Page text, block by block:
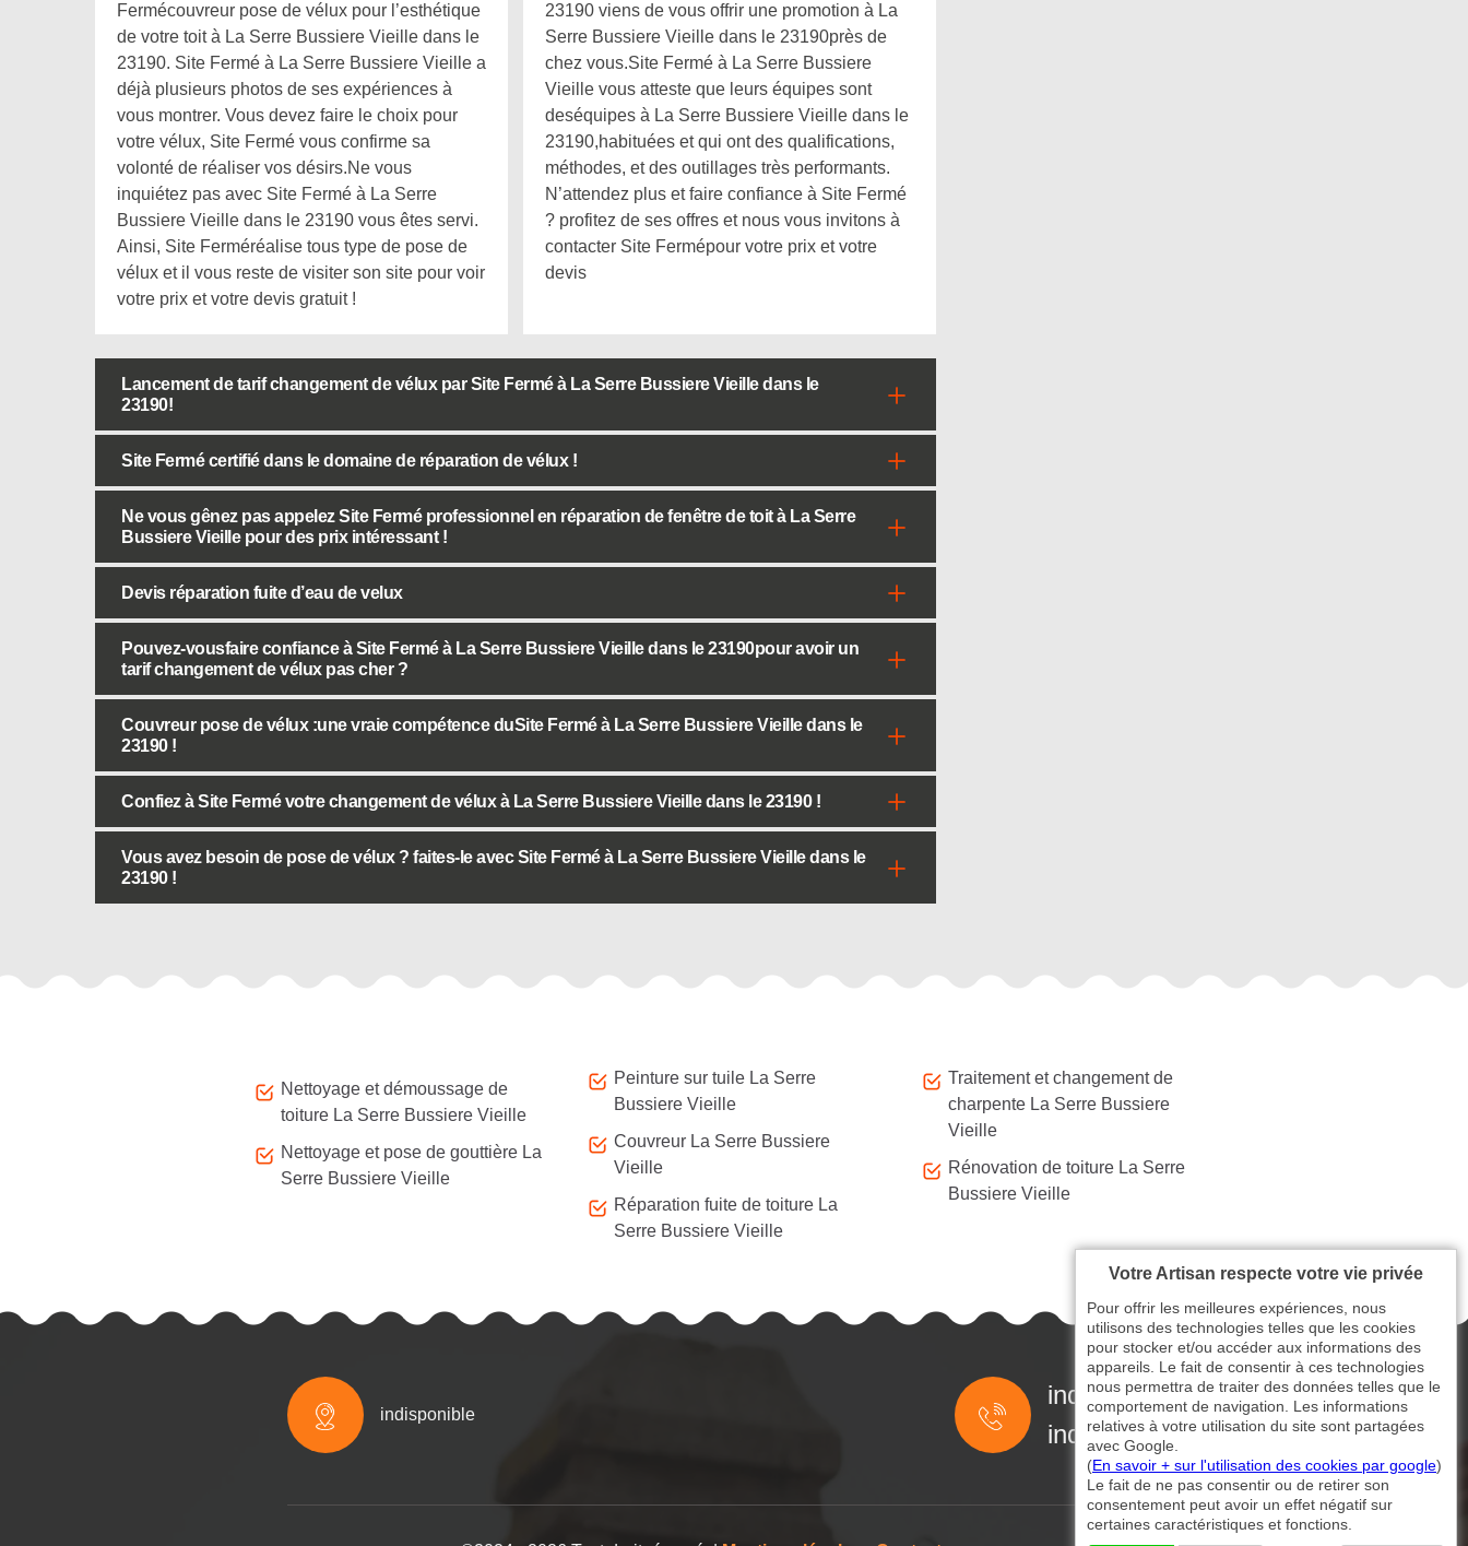
Fermécouvreur pose de vélux pour l’esthétique
de votre toit à La Serre Bussiere Vieille dans le
23190. Site Fermé à La Serre Bussiere Vieille a
déjà plusieurs photos de ses expériences à
vous montrer. Vous devez faire le choix pour
votre vélux, Site Fermé vous confirme sa
volonté de réaliser vos désirs.Ne vous
inquiétez pas avec Site Fermé à La Serre
Bussiere Vieille dans le 23190 vous êtes servi.
Ainsi, Site Ferméréalise tous type de pose de
vélux et il vous reste de visiter son site pour voir
votre prix et votre devis gratuit !
23190 viens de vous offrir une promotion à La
Serre Bussiere Vieille dans le 23190près de
chez vous.Site Fermé à La Serre Bussiere
Vieille vous atteste que leurs équipes sont
deséquipes à La Serre Bussiere Vieille dans le
23190,habituées et qui ont des qualifications,
méthodes, et des outillages très performants.
N’attendez plus et faire confiance à Site Fermé
? profitez de ses offres et nous vous invitons à
contacter Site Fermépour votre prix et votre
devis
Lancement de tarif changement de vélux par Site Fermé à La Serre Bussiere Vieille dans le
23190!
Site Fermé certifié dans le domaine de réparation de vélux !
Ne vous gênez pas appelez Site Fermé professionnel en réparation de fenêtre de toit à La Serre
Bussiere Vieille pour des prix intéressant !
Devis réparation fuite d’eau de velux
Pouvez-vousfaire confiance à Site Fermé à La Serre Bussiere Vieille dans le 23190pour avoir un
tarif changement de vélux pas cher ?
Couvreur pose de vélux :une vraie compétence duSite Fermé à La Serre Bussiere Vieille dans le
23190 !
Confiez à Site Fermé votre changement de vélux à La Serre Bussiere Vieille dans le 23190 !
Vous avez besoin de pose de vélux ? faites-le avec Site Fermé à La Serre Bussiere Vieille dans le
23190 !
Nettoyage et démoussage de
toiture La Serre Bussiere Vieille
Nettoyage et pose de gouttière La
Serre Bussiere Vieille
Peinture sur tuile La Serre
Bussiere Vieille
Couvreur La Serre Bussiere
Vieille
Réparation fuite de toiture La
Serre Bussiere Vieille
Traitement et changement de
charpente La Serre Bussiere
Vieille
Rénovation de toiture La Serre
Bussiere Vieille
indisponible
indisponible
indisponible
Votre Artisan respecte votre vie privée
Pour offrir les meilleures expériences, nous
utilisons des technologies telles que les cookies
pour stocker et/ou accéder aux informations des
appareils. Le fait de consentir à ces technologies
nous permettra de traiter des données telles que le
comportement de navigation. Les informations
relatives à votre utilisation du site sont partagées
avec Google.
(En savoir + sur l'utilisation des cookies par google)
Le fait de ne pas consentir ou de retirer son
consentement peut avoir un effet négatif sur
certaines caractéristiques et fonctions.